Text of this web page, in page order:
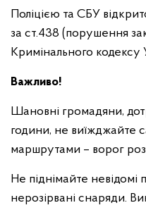
Поліцією та СБУ
за ст.438 (порушення
Кримінального кодексу
Важливо!
Шановні громадяни,
години, не виїжджайте
маршрутами – ворог
Не піднімайте невідомі
нерозірвані снаряди.